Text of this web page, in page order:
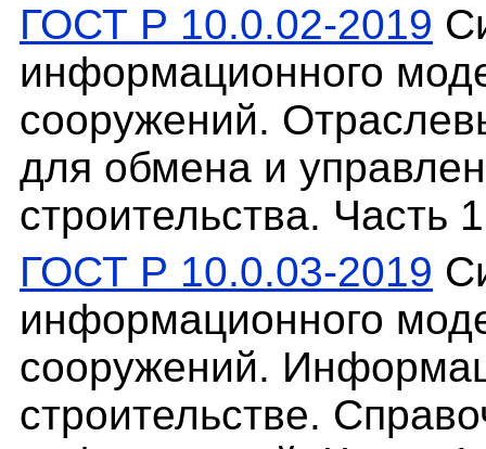
ГОСТ Р 10.0.02-2019
информационного
сооружений.
для обмена и
строительства. Часть
ГОСТ Р 10.0.03-2019
информационного
сооружений.
строительстве.